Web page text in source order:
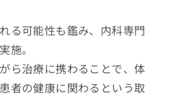
る可能性も鑑み、内科専門
施。
ら治療に携わることで、体
者の健康に関わるという取